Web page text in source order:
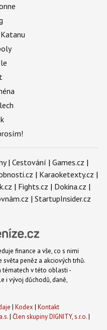
| Cestování | Games.cz |
| Karaoketexty.cz |
| Fights.cz | Dokina.cz |
| StartupInsider.cz
finance a vše, co s nimi
světa peněz a akciových trhů.
tématech v této oblasti -
i vývoj důchodů, daně,
| Kodex | Kontakt
| Člen skupiny DIGNITY, s.r.o.|